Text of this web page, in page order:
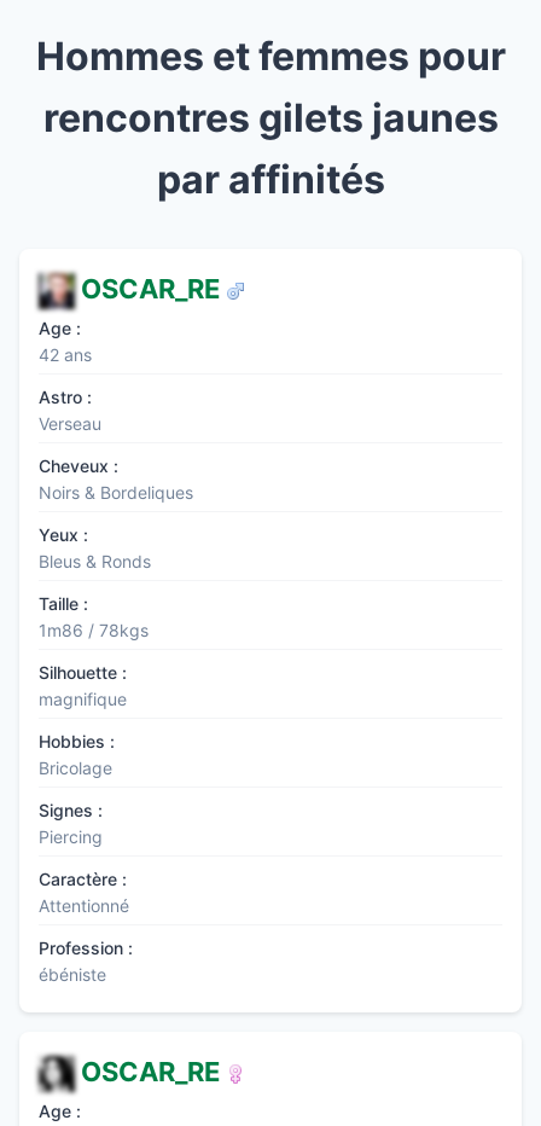
Hommes et femmes pour
rencontres gilets jaunes
par affinités
OSCAR_RE
Age :
42 ans
Astro :
Verseau
Cheveux :
Noirs & Bordeliques
Yeux :
Bleus & Ronds
Taille :
1m86 / 78kgs
Silhouette :
magnifique
Hobbies :
Bricolage
Signes :
Piercing
Caractère :
Attentionné
Profession :
ébéniste
OSCAR_RE
Age :